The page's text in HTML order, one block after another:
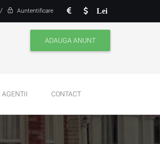
Lei
/ Auntentificare
ADAUGA ANUNT
AGENTII CONTACT